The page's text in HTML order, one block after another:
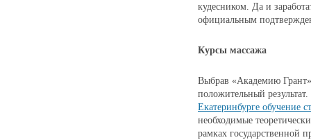
кудесником. Да и
официальным
Курсы массажа
Выбрав «Академию
положительный
Екатеринбурге обучение
необходимые
рамках государственной